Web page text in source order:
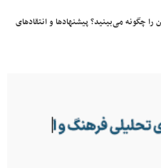
را چگونه می‌بینید؟ پیشنهادها و انتقادهای